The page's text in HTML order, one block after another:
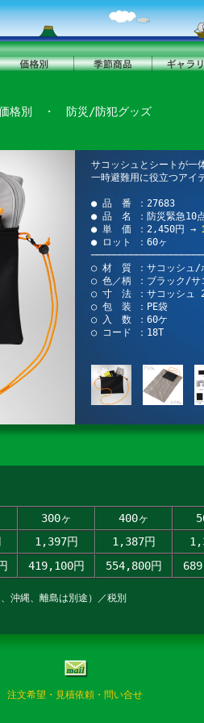
格別 ・ 防災/防犯グッズ
サコッシュとシートが一
一時避難用に役立つアイ
● 品 番 ：27683
● 品 名 ：防災緊急10点
● 単 価 ：2,450円 →
● ロット ：60ヶ
○ 材 質 ：サコッシュ/
○ 色／柄 ：ブラック/サ
○ 寸 法 ：サコッシュ
○ 包 装 ：PE袋
○ 入 数 ：60ケ
○ コード ：18T
300ヶ 400ヶ
1,397円 1,387円
419,100円 554,800円
沖縄、離島は別途）／税別
注文希望・見積依頼・問い合せ